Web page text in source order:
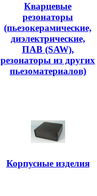
Кварцевые
резонаторы
(пьезокерамические,
диэлектрические,
ПАВ (SAW),
резонаторы из других
пьезоматериалов)
Корпусные изделия